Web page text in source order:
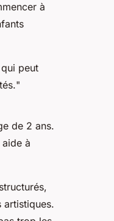
à
peut
"
de 2 ans.
à
artistiques.